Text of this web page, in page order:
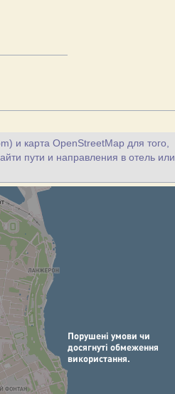
и карта OpenStreetMap для того,
пути и направления в отель или